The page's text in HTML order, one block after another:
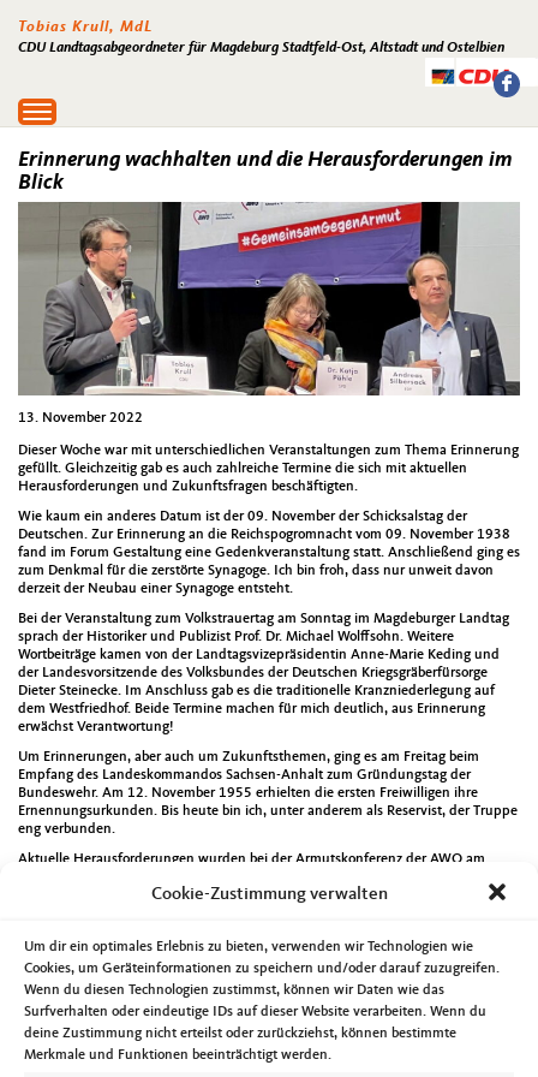
Cookie-Zustimmung verwalten
Um dir ein optimales Erlebnis zu bieten, verwenden wir Technologien wie
Cookies, um Geräteinformationen zu speichern und/oder darauf zuzugreifen.
Wenn du diesen Technologien zustimmst, können wir Daten wie das
Surfverhalten oder eindeutige IDs auf dieser Website verarbeiten. Wenn du
deine Zustimmung nicht erteilst oder zurückziehst, können bestimmte
Merkmale und Funktionen beeinträchtigt werden.
Tobias Krull, MdL
CDU Landtagsabgeordneter für Magdeburg Stadtfeld-Ost, Altstadt und Ostelbien
Toggle
navigation
Erinnerung wachhalten und die Herausforderungen im
Blick
13. November 2022
Dieser Woche war mit unterschiedlichen Veranstaltungen zum Thema Erinnerung
gefüllt. Gleichzeitig gab es auch zahlreiche Termine die sich mit aktuellen
Herausforderungen und Zukunftsfragen beschäftigten.
Wie kaum ein anderes Datum ist der 09. November der Schicksalstag der
Deutschen. Zur Erinnerung an die Reichspogromnacht vom 09. November 1938
fand im Forum Gestaltung eine Gedenkveranstaltung statt. Anschließend ging es
zum Denkmal für die zerstörte Synagoge. Ich bin froh, dass nur unweit davon
derzeit der Neubau einer Synagoge entsteht.
Bei der Veranstaltung zum Volkstrauertag am Sonntag im Magdeburger Landtag
sprach der Historiker und Publizist Prof. Dr. Michael Wolffsohn. Weitere
Wortbeiträge kamen von der Landtagsvizepräsidentin Anne-Marie Keding und
der Landesvorsitzende des Volksbundes der Deutschen Kriegsgräberfürsorge
Dieter Steinecke. Im Anschluss gab es die traditionelle Kranzniederlegung auf
dem Westfriedhof. Beide Termine machen für mich deutlich, aus Erinnerung
erwächst Verantwortung!
Um Erinnerungen, aber auch um Zukunftsthemen, ging es am Freitag beim
Empfang des Landeskommandos Sachsen-Anhalt zum Gründungstag der
Bundeswehr. Am 12. November 1955 erhielten die ersten Freiwilligen ihre
Ernennungsurkunden. Bis heute bin ich, unter anderem als Reservist, der Truppe
eng verbunden.
Aktuelle Herausforderungen wurden bei der Armutskonferenz der AWO am
habe ich deutlich gemacht, dass wir denen die Hilfe brauchen, diese auch
Vorsitzenden der zuständigen Arbeitsgruppen bin ich stolz darauf daran
mitgearbeitet zu haben. Am gleichen Tag wurde ich erneut in den
Landesvorstand des Deutschen Kinderschutzbundes Sachsen-Anhalt gewählt.
Danke für das ausgesprochene Vertrauen.
Am Montag habe ich die Sitzungen der CDU-Stadtratsfraktion sowie der
Gemeinwesenarbeit Werder besucht. Am Dienstag standen Termine der CDU-